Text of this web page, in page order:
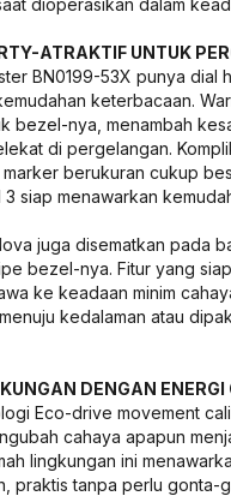
ATRAKTIF UNTUK
BN0199-53X punya dial
keterbacaan.
bezel-nya, menambah
di pergelangan.
berukuran cukup
siap menawarkan
juga disematkan pada
bezel-nya. Fitur yang
ke keadaan minim
kedalaman atau
DENGAN ENERGI
Eco-drive movement
cahaya apapun
lingkungan ini
praktis tanpa perlu gonta-